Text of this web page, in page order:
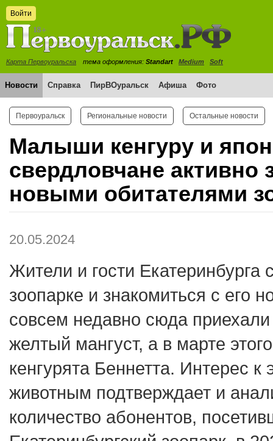
Войти
Карта Первоуральска тема оформления: Standart Medium Soft
Новости Справка ПирВОуральск Афиша Фото
Первоуральск Региональные новости Остальные новости
Малыши кенгуру и
свердловчане активно
новыми обитателями
20.05.2024
Жители и гости Екатеринбурга
зоопарке и знакомиться с его
совсем недавно сюда
желтый мангуст, а в марте
кенгурята Беннетта. Интерес к
животным подтверждает и
количество абонентов,